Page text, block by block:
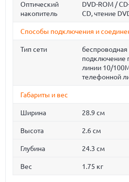
Оптический
накопитель
DVD-ROM /
CD, чтение
Способы подключения и
Тип сети
беспроводная
подключение
линии 10/
телефонной
Габариты и вес
Ширина 28.9 см
Высота 2.6 см
Глубина 24.3 см
Вес 1.75 кг